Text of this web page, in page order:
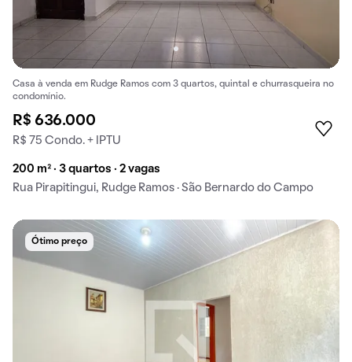
Casa à venda em Rudge Ramos com 3 quartos, quintal e churrasqueira no
condomínio.
R$ 636.000
R$ 75 Condo. + IPTU
200 m² · 3 quartos · 2 vagas
Rua Pirapitingui, Rudge Ramos · São Bernardo do Campo
Ótimo preço